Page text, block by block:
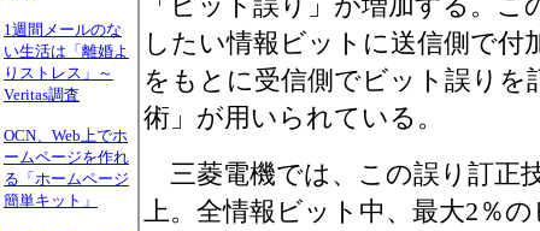
1週間メールのな
い生活は「離婚よ
りストレス」～
Veritas調査
OCN、Web上でホ
ームページを作れ
る「ホームページ
簡単キット」
したい情報ビットに送信側で付
をもとに受信側でビット誤りを
術」が用いられている。
三菱電機では、この誤り訂正
上。全情報ビット中、最大2％